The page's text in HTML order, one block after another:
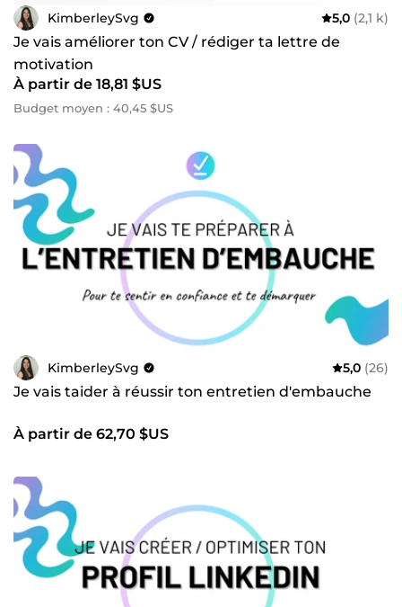
KimberleySvg 5,0 (2,1 k)
Je vais améliorer ton CV / rédiger ta lettre de
motivation
À partir de 18,81 $US
Budget moyen : 40,45 $US
KimberleySvg 5,0 (26)
Je vais taider à réussir ton entretien d'embauche
À partir de 62,70 $US